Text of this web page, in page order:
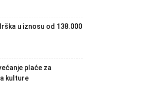
u iznosu od 138.000
plaće za
kulture